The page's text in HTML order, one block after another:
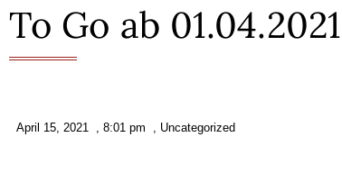
To Go ab 01.04.2021
April 15, 2021 8:01 pm Uncategorized